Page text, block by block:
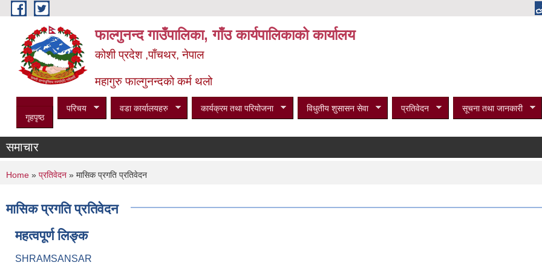
Skip to main content
फाल्गुनन्द गाउँपालिका, गाँउ कार्यपालिकाको कार्यालय
कोशी प्रदेश ,पाँचथर, नेपाल
महागुरु फाल्गुनन्दको कर्म थलो
गृहपृष्ठ
परिचय वडा कार्यालयहरु कार्यक्रम तथा परियोजना विधुतीय शुसासन सेवा प्रतिवेदन सूचना तथा जानकारी
समाचार
You are here
Home » प्रतिवेदन » मासिक प्रगति प्रतिवेदन
मासिक प्रगति प्रतिवेदन
महत्वपूर्ण लिङ्क
SHRAMSANSAR